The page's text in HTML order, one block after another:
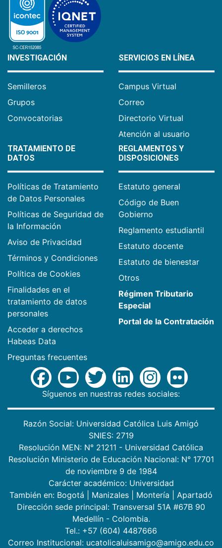
INVESTIGACIÓN
Semilleros
Grupos
Convocatorias
SERVICIOS EN LÍNEA
Campus Virtual
Correo
Directorio Virtual
Atención al usuario
TRATAMIENTO DE
DATOS
Políticas de Tratamiento
de Datos Personales
Políticas de Seguridad de
la Información
Aviso de Privacidad
Términos y Condiciones
Política de Cookies
Finalidades en el
tratamiento de datos
personales
Acceder a derechos
Habeas Data
Preguntas frecuentes
REGLAMENTOS Y
DISPOSICIONES
Estatuto general
Código de Buen
Gobierno
Reglamento estudiantil
Estatuto docente
Estatuto de bienestar
Otros
Régimen Tributario
Especial
Portal de la Contratación
Síguenos en nuestras redes sociales:
Razón Social: Universidad Católica Luis Amigó
SNIES: 2719
Resolución MEN: N° 21211 - Universidad Católica
Resolución Ministerio de Educación Nacional: N° 17701
de noviembre 9 de 1984
Carácter académico: Universidad
También en: Bogotá Manizales Montería
Apartadó
Dirección sede principal: Transversal 51A #67B 90
Medellín - Colombia.
Tel.: +57 (604) 4487666
Correo Institucional: ucatolicaluisamigo@amigo.edu.co